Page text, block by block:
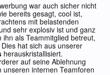
war auch sicher nicht
bereits gesagt, cool ist,
mit belastenden
sehr explosiv ist und ganz
als Teammitglied betreut,
hat sich aus unserer
herauskristallisiert.
auf seine Ablehnung
internen Teamforen